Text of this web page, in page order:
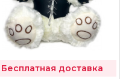
Бесплатная доставка